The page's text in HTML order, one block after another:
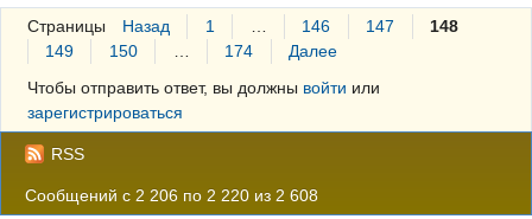
Страницы Назад 1 146 147
148
149
150 174
Далее
Чтобы отправить ответ, вы должны войти или
зарегистрироваться
RSS
Сообщений с 2 206 по 2 220 из 2 608